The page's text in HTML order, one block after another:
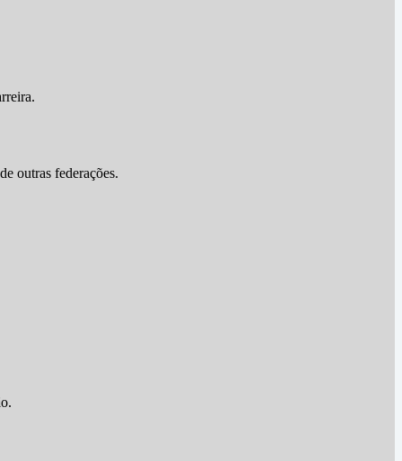
outras federações.